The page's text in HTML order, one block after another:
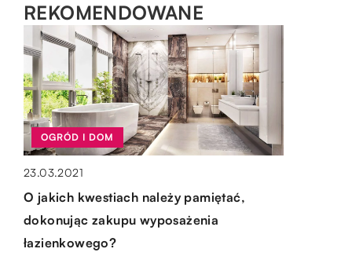
REKOMENDOWANE
OGRÓD I DOM
15.10.2019
OGRÓD I DOM
23.03.2021
O jakich kwestiach należy pamiętać,
dokonując zakupu wyposażenia
łazienkowego?
OGRÓD I DOM
24.10.2020
SPOSÓB ŻYCIA I STYL
19.02.2023
Do jakich celów można stosować